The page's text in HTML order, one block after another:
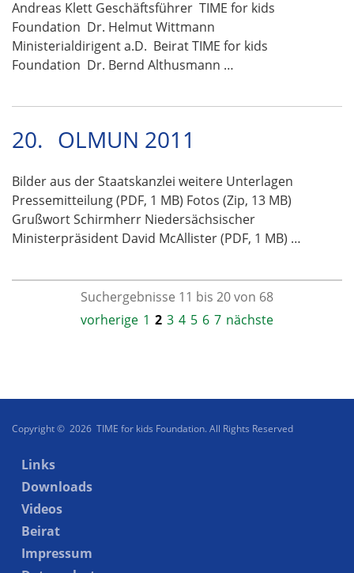
Andreas Klett Geschäftsführer TIME for kids
Foundation Dr. Helmut Wittmann
Ministerialdirigent a.D. Beirat TIME for kids
Foundation Dr. Bernd Althusmann …
20. OLMUN 2011
Bilder aus der Staatskanzlei weitere Unterlagen
Pressemitteilung (PDF, 1 MB) Fotos (Zip, 13 MB)
Grußwort Schirmherr Niedersächsischer
Ministerpräsident David McAllister (PDF, 1 MB) …
Suchergebnisse 11 bis 20 von 68
vorherige 1 2 3 4 5 6 7 nächste
Copyright © 2026 TIME for kids Foundation. All Rights Reserved
Links
Downloads
Videos
Beirat
Impressum